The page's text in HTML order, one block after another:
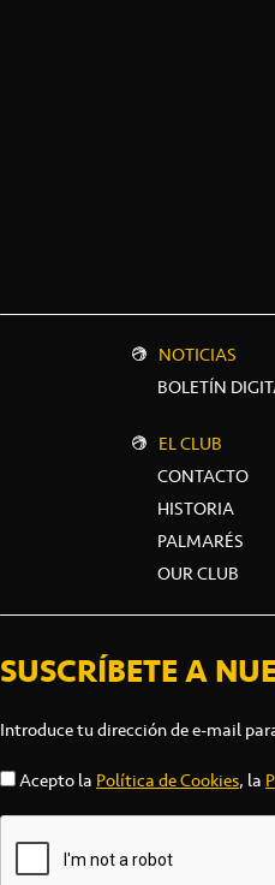
NOTICIAS
BOLETÍN
EL CLUB
CONTACTO
HISTORIA
PALMARÉS
OUR CLUB
SUSCRÍBETE A
Introduce tu dirección de e-mail
Acepto la Política de Cookies, la